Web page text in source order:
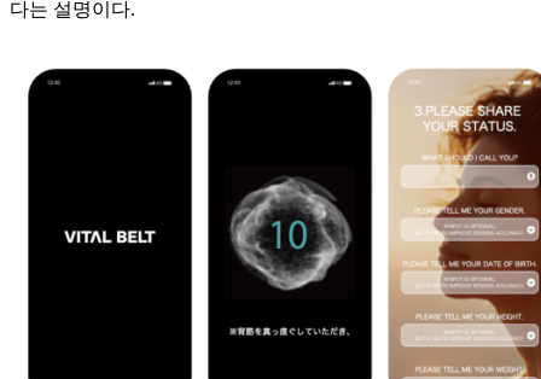
다는 설명이다.